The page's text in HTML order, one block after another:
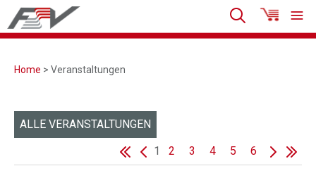
Home > Veranstaltungen
ALLE VERANSTALTUNGEN
1
2 3 4 5 6